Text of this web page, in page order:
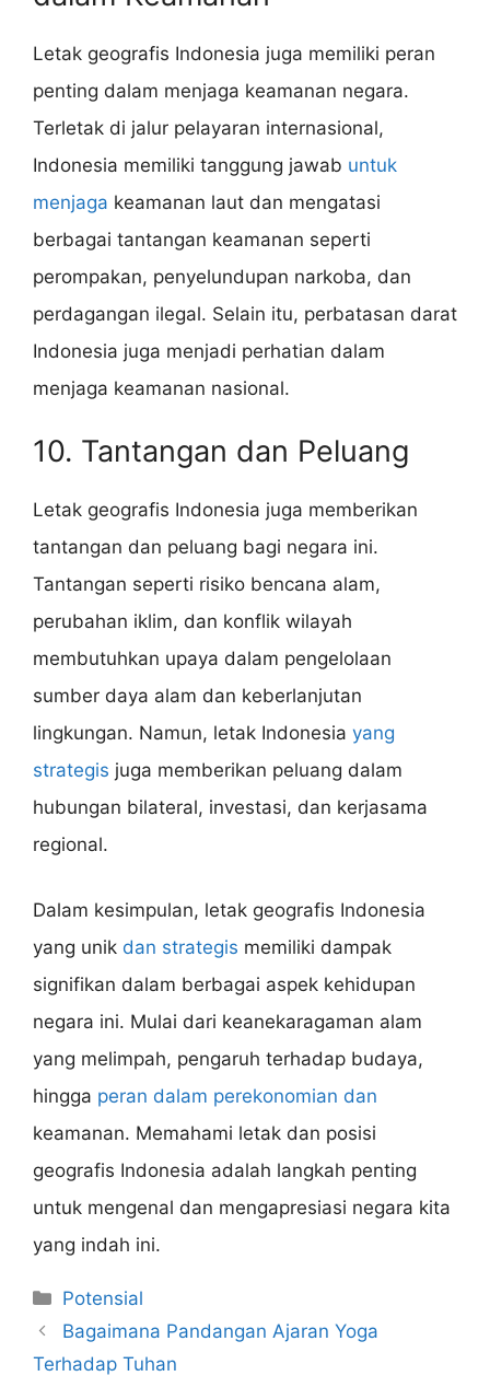
Letak geografis Indonesia juga memiliki peran
penting dalam menjaga keamanan negara.
Terletak di jalur pelayaran internasional,
Indonesia memiliki tanggung jawab untuk
menjaga keamanan laut dan mengatasi
berbagai tantangan keamanan seperti
perompakan, penyelundupan narkoba, dan
perdagangan ilegal. Selain itu, perbatasan darat
Indonesia juga menjadi perhatian dalam
menjaga keamanan nasional.
10. Tantangan dan Peluang
Letak geografis Indonesia juga memberikan
tantangan dan peluang bagi negara ini.
Tantangan seperti risiko bencana alam,
perubahan iklim, dan konflik wilayah
membutuhkan upaya dalam pengelolaan
sumber daya alam dan keberlanjutan
lingkungan. Namun, letak Indonesia yang
strategis juga memberikan peluang dalam
hubungan bilateral, investasi, dan kerjasama
regional.
Dalam kesimpulan, letak geografis Indonesia
yang unik dan strategis memiliki dampak
signifikan dalam berbagai aspek kehidupan
negara ini. Mulai dari keanekaragaman alam
yang melimpah, pengaruh terhadap budaya,
hingga peran dalam perekonomian dan
keamanan. Memahami letak dan posisi
geografis Indonesia adalah langkah penting
untuk mengenal dan mengapresiasi negara kita
yang indah ini.
Categories
Potensial
Bagaimana Pandangan Ajaran Yoga
Terhadap Tuhan